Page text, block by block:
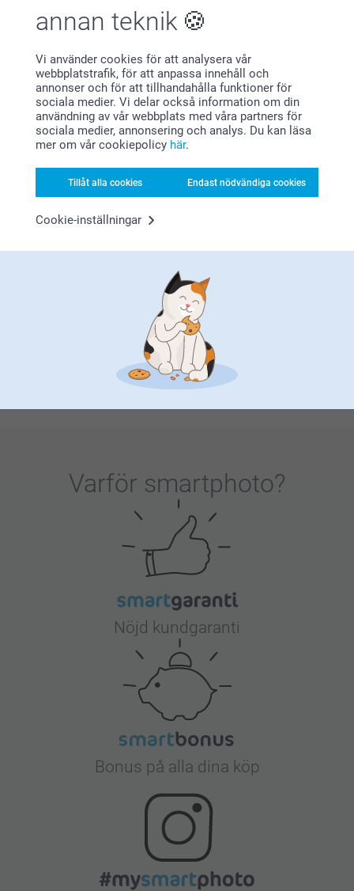
annan teknik
Vi använder cookies för att analysera vår
webbplatstrafik, för att anpassa innehåll och
annonser och för att tillhandahålla funktioner för
sociala medier. Vi delar också information om din
användning av vår webbplats med våra partners för
sociala medier, annonsering och analys. Du kan läsa
mer om vår cookiepolicy här.
Tillåt alla cookies Endast nödvändiga cookies
Cookie-inställningar
ankomsten av din lilla på ett oförglömligt sätt. Upptäck vårt
utbud av omtänksamma födelsegåvor, personliga
dyrbara ögonblicken. Ta en titt i vår födelse-shop och hitta
perfekta sätt att hedra denna vackra nya början.
Att designa ett babyrum är ett av de mest speciella sätten
att förbereda för din lilla ankomst. Det är mer än bara ett
rum – det är deras första lilla värld, en plats fylld av värme,
komfort och all den kärlek du kan tänka dig. Vi är här för att
känns som hemma från dag ett. Låt oss förvandla deras
rum till en fristad av kärlek och fantasi, där söta drömmar
börjar och minnen skapas. 💫
Varför smartphoto?
Nöjd kundgaranti
Bonus på alla dina köp